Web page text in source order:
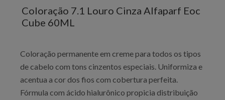
Coloração 7.1 Louro Cinza Alfaparf Eoc
Cube 60ML
Coloração permanente em creme para todos os tipos
de cabelo com tons cinzentos especiais. Uniformiza e
acentua a cor dos fios com cobertura perfeita.
Fórmula com ácido hialurônico propicia distribuição